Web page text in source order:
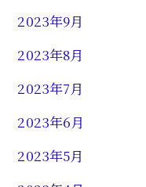
2023年9月
2023年8月
2023年7月
2023年6月
2023年5月